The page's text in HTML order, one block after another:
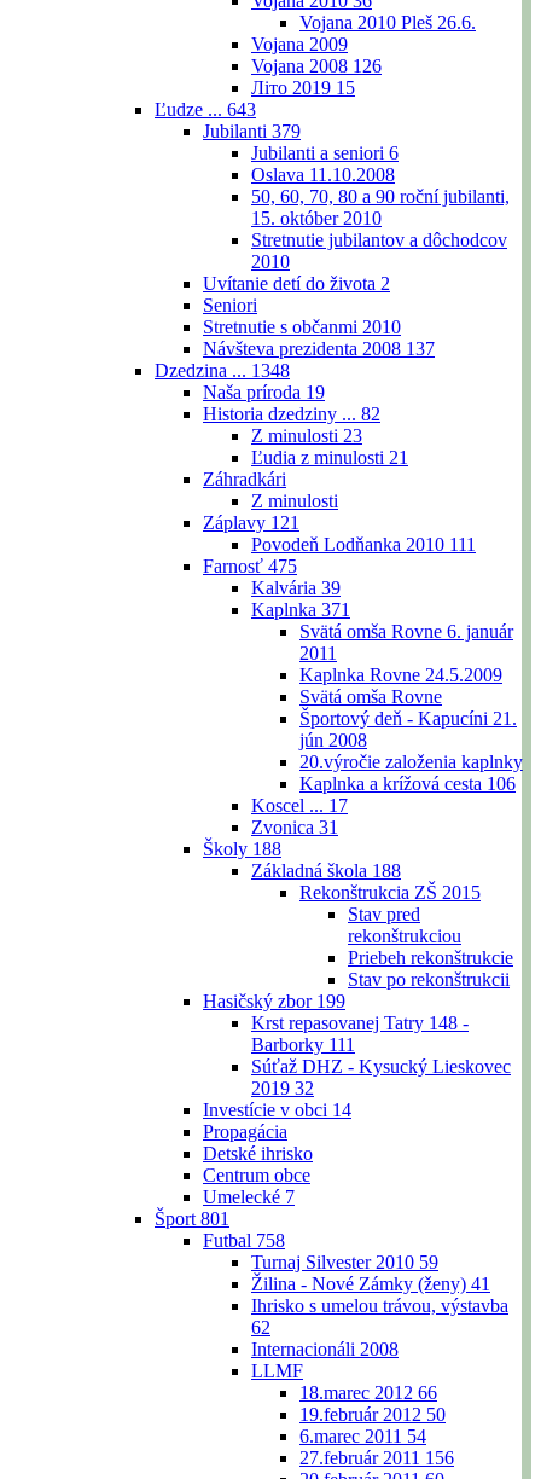
Vojana 2010 Pleš 26.6.
Vojana 2009
Vojana 2008 126
Літо 2019 15
Ľudze ... 643
Jubilanti 379
Jubilanti a seniori 6
Oslava 11.10.2008
50, 60, 70, 80 a 90 roční jubilanti,
15. október 2010
Stretnutie jubilantov a dôchodcov
2010
Uvítanie detí do života 2
Seniori
Stretnutie s občanmi 2010
Návšteva prezidenta 2008 137
Dzedzina ... 1348
Naša príroda 19
Historia dzedziny ... 82
Z minulosti 23
Ľudia z minulosti 21
Záhradkári
Z minulosti
Záplavy 121
Povodeň Lodňanka 2010 111
Farnosť 475
Kalvária 39
Kaplnka 371
Svätá omša Rovne 6. január
2011
Kaplnka Rovne 24.5.2009
Svätá omša Rovne
Športový deň - Kapucíni 21.
jún 2008
20.výročie založenia kaplnky
Kaplnka a krížová cesta 106
Koscel ... 17
Zvonica 31
Školy 188
Základná škola 188
Rekonštrukcia ZŠ 2015
Stav pred
rekonštrukciou
Priebeh rekonštrukcie
Stav po rekonštrukcii
Hasičský zbor 199
Krst repasovanej Tatry 148 -
Barborky 111
Súťaž DHZ - Kysucký Lieskovec
2019 32
Investície v obci 14
Propagácia
Detské ihrisko
Centrum obce
Umelecké 7
Šport 801
Futbal 758
Turnaj Silvester 2010 59
Žilina - Nové Zámky (ženy) 41
Ihrisko s umelou trávou, výstavba
62
Internacionáli 2008
LLMF
18.marec 2012 66
19.február 2012 50
6.marec 2011 54
27.február 2011 156